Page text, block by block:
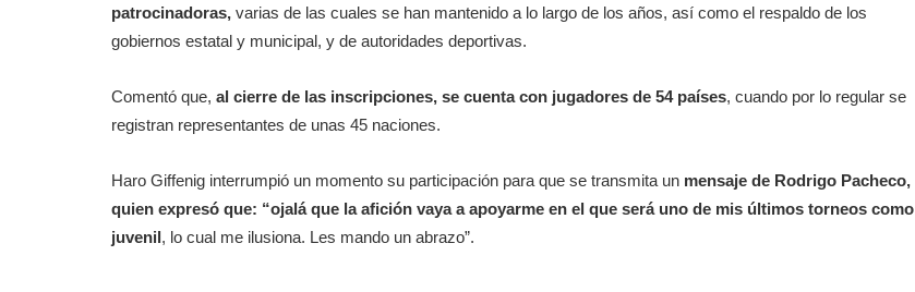
patrocinadoras, varias de las cuales se han mantenido a lo largo de los años, así como el respaldo de los
gobiernos estatal y municipal, y de autoridades deportivas.
Comentó que, al cierre de las inscripciones, se cuenta con jugadores de 54 países, cuando por lo regular se
registran representantes de unas 45 naciones.
Haro Giffenig interrumpió un momento su participación para que se transmita un mensaje de Rodrigo Pacheco,
quien expresó que: “ojalá que la afición vaya a apoyarme en el que será uno de mis últimos torneos como
juvenil, lo cual me ilusiona. Les mando un abrazo”.